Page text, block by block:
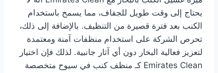
يحتاج إلى وقت طويل للجفاف، مما يسمح باستخدام
الكنب بعد فترة قصيرة من التنظيف. بالإضافة إلى ذلك،
تحرص الشركة على استخدام منظفات آمنة ومعتمدة
لتعزيز فعالية البخار دون أي آثار جانبية. لذلك فإن اختيار
Emirates Clean كـ منظف كنب في سيوح متخصصة